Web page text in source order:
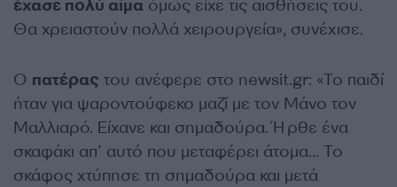
έχασε πολύ αίμα όμως είχε τις αισθήσεις του.
Θα χρειαστούν πολλά χειρουργεία», συνέχισε.
Ο πατέρας του ανέφερε στο newsit.gr: «Το παιδί
ήταν για ψαροντούφεκο μαζί με τον Μάνο τον
Μαλλιαρό. Είχανε και σημαδούρα. Ήρθε ένα
σκαφάκι απ’ αυτό που μεταφέρει άτομα… Το
σκάφος χτύπησε τη σημαδούρα και μετά